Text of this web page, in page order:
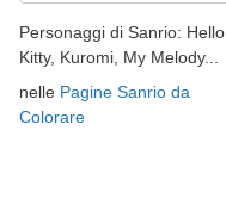
Personaggi di Sanrio: Hello
Kitty, Kuromi, My Melody...
nelle Pagine Sanrio da
Colorare